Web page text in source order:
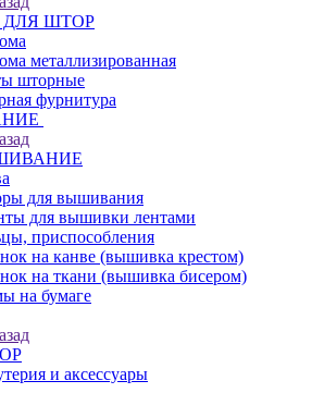
ДЛЯ ШТОР
металлизированная
шторные
фурнитура
для вышивания
для вышивки лентами
приспособления
на канве (вышивка крестом)
на ткани (вышивка бисером)
на бумаге
и аксессуары